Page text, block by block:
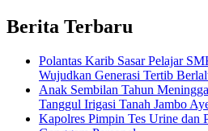
Berita Terbaru
Polantas Karib Sasar Pelajar
Wujudkan Generasi Tertib
Anak Sembilan Tahun
Tanggul Irigasi Tanah Jambo
Kapolres Pimpin Tes Urine dan